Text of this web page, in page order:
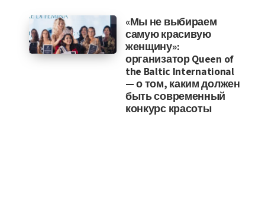
«Мы не выбираем
самую красивую
женщину»:
организатор Queen of
the Baltic International
— о том, каким должен
быть современный
конкурс красоты